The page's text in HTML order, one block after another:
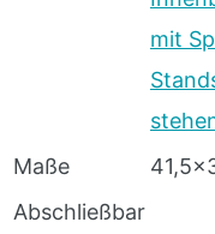
mit
Maße
Abschließbar